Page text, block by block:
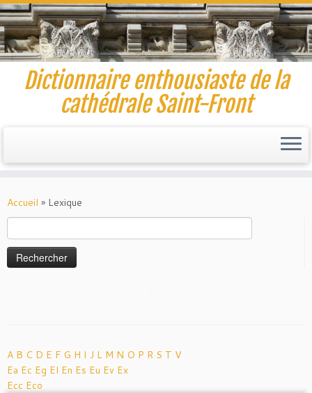
to
content
Dictionnaire enthousiaste de la
cathédrale Saint-Front
Accueil » Lexique
A B C D E F G H I J L M N O P R S T V
Ea Ec Eg El En Es Eu Ev Ex
Ecc Eco